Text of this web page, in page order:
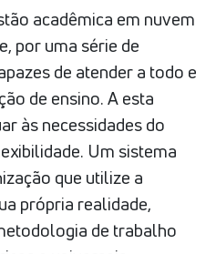
acadêmica em nuvem
por uma série de
de atender a todo e
de ensino. A esta
às necessidades do
Um sistema
que utilize a
própria realidade,
de trabalho